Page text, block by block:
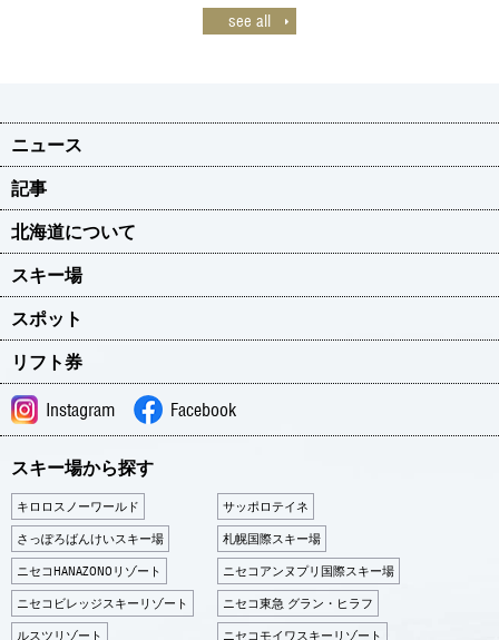
see all
ニュース
記事
北海道について
スキー場
スポット
リフト券
Instagram Facebook
スキー場から探す
キロロスノーワールド サッポロテイネ
さっぽろばんけいスキー場 札幌国際スキー場
ニセコHANAZONOリゾート ニセコアンヌプリ国際スキー場
ニセコビレッジスキーリゾート ニセコ東急 グラン・ヒラフ
ルスツリゾート ニセコモイワスキーリゾート